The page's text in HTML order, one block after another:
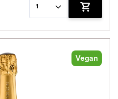
1
Zum
Vegan